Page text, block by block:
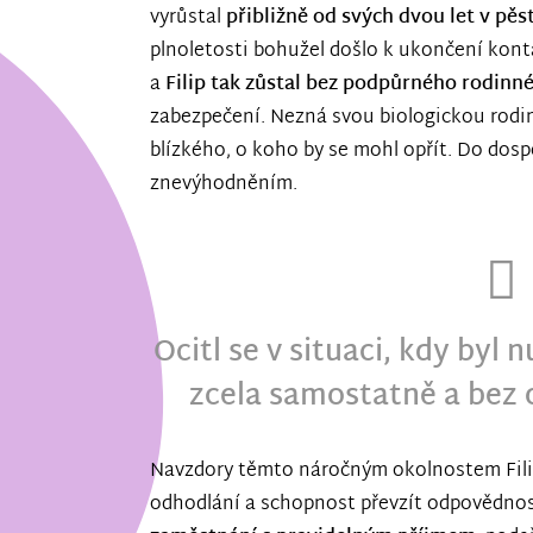
vyrůstal přibližně od svých dvou let v
plnoletosti bohužel došlo k ukončení
aFilip tak zůstal bez podpůrného
zabezpečení. Nezná svou biologickou
blízkého, o koho by se mohl opřít. Do
znevýhodněním.
Ocitl se v situaci, kdy byl
zcela samostatně a
Navzdory těmto náročným okolnostem
odhodlání a schopnost převzít